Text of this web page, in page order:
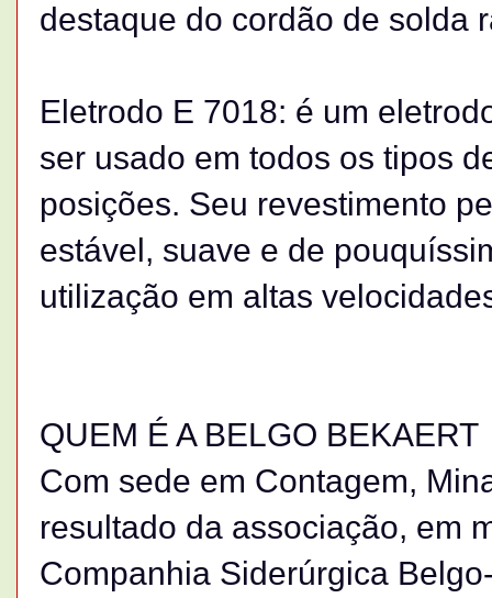
destaque do cordão de solda
Eletrodo E 7018: é um
ser usado em todos os tipos
posições. Seu revestimento
estável, suave e de
utilização em altas
QUEM É A BELGO BEKAERT
Com sede em Contagem,
resultado da associação, em
Companhia Siderúrgica